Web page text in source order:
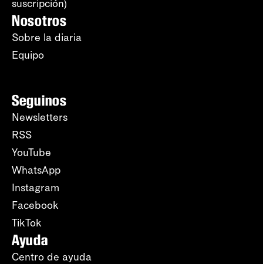
suscripción)
Nosotros
Sobre la diaria
Equipo
Seguinos
Newsletters
RSS
YouTube
WhatsApp
Instagram
Facebook
TikTok
Ayuda
Centro de ayuda